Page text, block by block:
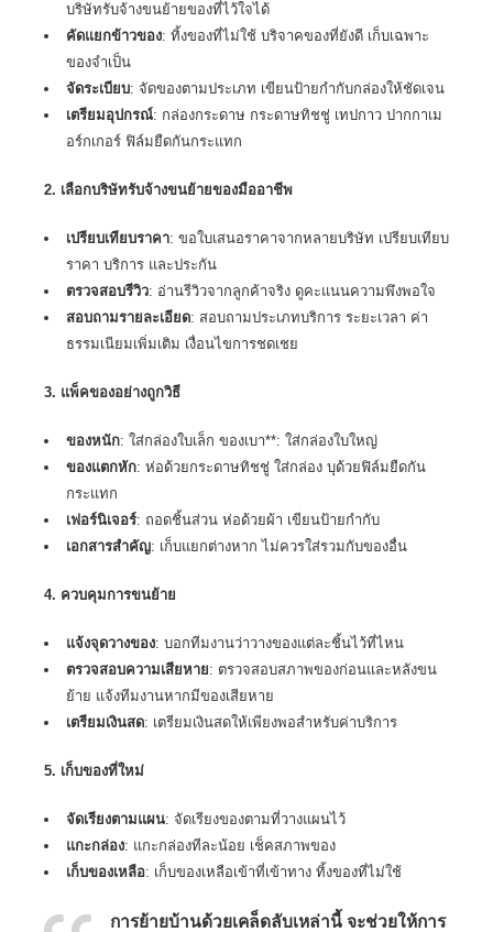
บริษัทรับจ้างขนย้ายของที่ไว้ใจได้
คัดแยกข้าวของ: ทิ้งของที่ไม่ใช้ บริจาคของที่ยังดี เก็บเฉพาะ
ของจำเป็น
จัดระเบียบ: จัดของตามประเภท เขียนป้ายกำกับกล่องให้ชัดเจน
เตรียมอุปกรณ์: กล่องกระดาษ กระดาษทิชชู่ เทปกาว ปากกาเม
อร์กเกอร์ ฟิล์มยืดกันกระแทก
2. เลือกบริษัทรับจ้างขนย้ายของมืออาชีพ
เปรียบเทียบราคา: ขอใบเสนอราคาจากหลายบริษัท เปรียบเทียบ
ราคา บริการ และประกัน
ตรวจสอบรีวิว: อ่านรีวิวจากลูกค้าจริง ดูคะแนนความพึงพอใจ
สอบถามรายละเอียด: สอบถามประเภทบริการ ระยะเวลา ค่า
ธรรมเนียมเพิ่มเติม เงื่อนไขการชดเชย
3. แพ็คของอย่างถูกวิธี
ของหนัก: ใส่กล่องใบเล็ก ของเบา**: ใส่กล่องใบใหญ่
ของแตกหัก: ห่อด้วยกระดาษทิชชู่ ใส่กล่อง บุด้วยฟิล์มยืดกัน
กระแทก
เฟอร์นิเจอร์: ถอดชิ้นส่วน ห่อด้วยผ้า เขียนป้ายกำกับ
เอกสารสำคัญ: เก็บแยกต่างหาก ไม่ควรใส่รวมกับของอื่น
4. ควบคุมการขนย้าย
แจ้งจุดวางของ: บอกทีมงานว่าวางของแต่ละชิ้นไว้ที่ไหน
ตรวจสอบความเสียหาย: ตรวจสอบสภาพของก่อนและหลังขน
ย้าย แจ้งทีมงานหากมีของเสียหาย
เตรียมเงินสด: เตรียมเงินสดให้เพียงพอสำหรับค่าบริการ
5. เก็บของที่ใหม่
จัดเรียงตามแผน: จัดเรียงของตามที่วางแผนไว้
แกะกล่อง: แกะกล่องทีละน้อย เช็คสภาพของ
เก็บของเหลือ: เก็บของเหลือเข้าที่เข้าทาง ทิ้งของที่ไม่ใช้
การย้ายบ้านด้วยเคล็ดลับเหล่านี้ จะช่วยให้การ